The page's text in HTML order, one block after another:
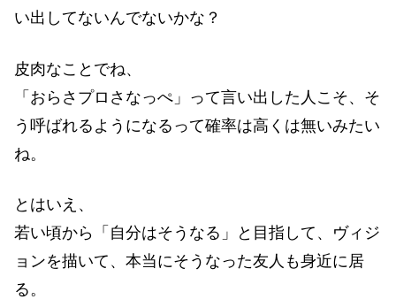
い出してないんでないかな？
皮肉なことでね、
「おらさプロさなっぺ」って言い出した人こそ、そ
う呼ばれるようになるって確率は高くは無いみたい
ね。
とはいえ、
若い頃から「自分はそうなる」と目指して、ヴィジ
ョンを描いて、本当にそうなった友人も身近に居
る。